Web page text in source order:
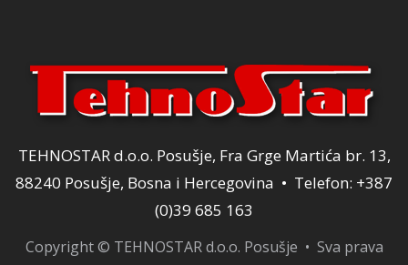
TEHNOSTAR d.o.o. Posušje, Fra Grge Martića br. 13,
88240 Posušje, Bosna i Hercegovina • Telefon: +387
(0)39 685 163
Copyright © TEHNOSTAR d.o.o. Posušje • Sva prava